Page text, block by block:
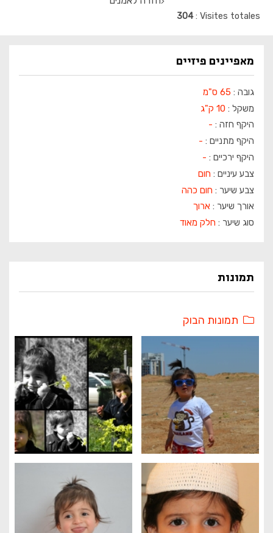
Visites totales
304
מאפיינים פיזיים
גובה : 65 ס"מ
משקל : 10 ק"ג
היקף חזה : -
היקף מתניים : -
היקף ירכיים : -
צבע עיניים : חום
צבע שיער : חום כהה
אורך שיער : ארוך
סוג שיער : חלק מאוד
תמונות
תמונות הבוק